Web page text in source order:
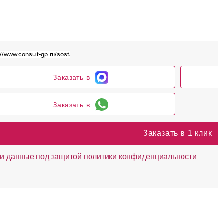
Заказать в
Заказать в
Заказать в 1 клик
данные под защитой политики конфиденциальности